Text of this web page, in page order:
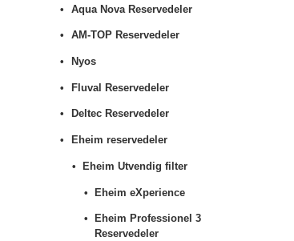
Aqua Nova Reservedeler
AM-TOP Reservedeler
Nyos
Fluval Reservedeler
Deltec Reservedeler
Eheim reservedeler
Eheim Utvendig filter
Eheim eXperience
Eheim Professionel 3
Reservedeler